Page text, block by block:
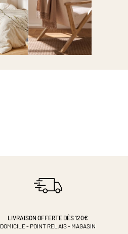
LIVRAISON OFFERTE DÈS 120€
DOMICILE - POINT RELAIS - MAGASIN